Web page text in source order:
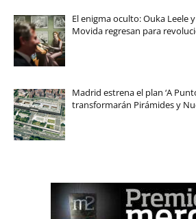
El enigma oculto: Ouka Leele
Movida regresan para
Madrid estrena el plan ‘A
transformarán Pirámides y